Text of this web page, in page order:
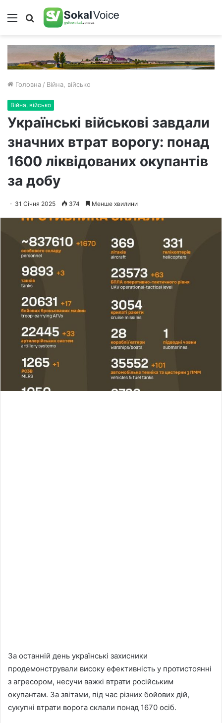
Меню Пошук
Головна / Війна, військо
Війна, військо
Українські військові завдали
значних втрат ворогу: понад
1600 ліквідованих окупантів
за добу
31 Січня 2025 374 Менше хвилини
За останній день українські захисники
продемонстрували високу ефективність у протистоянні
з агресором, несучи важкі втрати російським
окупантам. За звітами, під час різних бойових дій,
сукупні втрати ворога склали понад 1670 осіб.